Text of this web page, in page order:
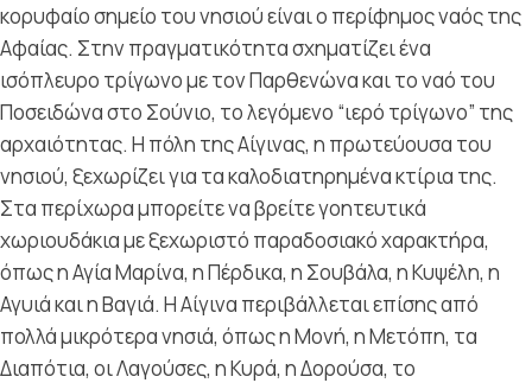
κορυφαίο σημείο του νησιού είναι ο περίφημος ναός της
Αφαίας. Στην πραγματικότητα σχηματίζει ένα
ισόπλευρο τρίγωνο με τον Παρθενώνα και το ναό του
Ποσειδώνα στο Σούνιο, το λεγόμενο “ιερό τρίγωνο” της
αρχαιότητας. Η πόλη της Αίγινας, η πρωτεύουσα του
νησιού, ξεχωρίζει για τα καλοδιατηρημένα κτίρια της.
Στα περίχωρα μπορείτε να βρείτε γοητευτικά
χωριουδάκια με ξεχωριστό παραδοσιακό χαρακτήρα,
όπως η Αγία Μαρίνα, η Πέρδικα, η Σουβάλα, η Κυψέλη, η
Αγυιά και η Βαγιά. Η Αίγινα περιβάλλεται επίσης από
πολλά μικρότερα νησιά, όπως η Μονή, η Μετόπη, τα
Διαπότια, οι Λαγούσες, η Κυρά, η Δορούσα, το